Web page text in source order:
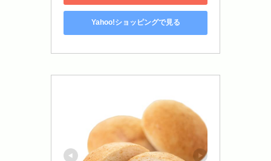
Yahoo!ショッピングで見る